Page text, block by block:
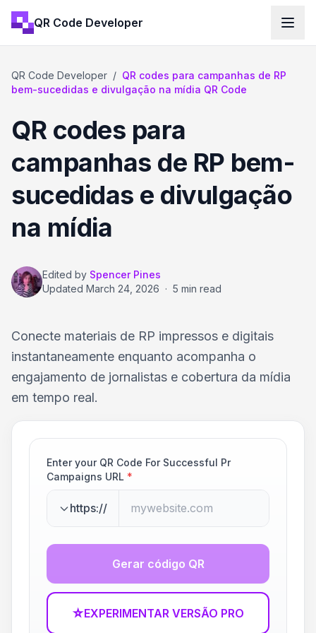
QR Code Developer
QR Code Developer / QR codes para campanhas de RP
bem-sucedidas e divulgação na mídia QR Code
QR codes para
campanhas de RP bem-
sucedidas e divulgação
na mídia
Edited by Spencer Pines
Updated March 24, 2026 · 5 min read
Conecte materiais de RP impressos e digitais
instantaneamente enquanto acompanha o
engajamento de jornalistas e cobertura da mídia
em tempo real.
Enter your QR Code For Successful Pr
Campaigns URL *
https://
Gerar código QR
☆EXPERIMENTAR VERSÃO PRO